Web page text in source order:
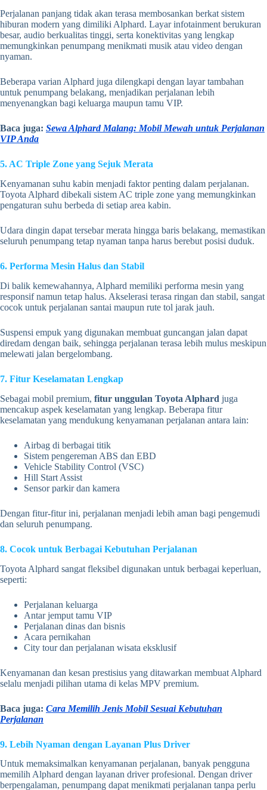
Perjalanan panjang tidak akan terasa membosankan berkat sistem
hiburan modern yang dimiliki Alphard. Layar infotainment berukuran
besar, audio berkualitas tinggi, serta konektivitas yang lengkap
memungkinkan penumpang menikmati musik atau video dengan
nyaman.
Beberapa varian Alphard juga dilengkapi dengan layar tambahan
untuk penumpang belakang, menjadikan perjalanan lebih
menyenangkan bagi keluarga maupun tamu VIP.
Baca juga: Sewa Alphard Malang: Mobil Mewah untuk Perjalanan
VIP Anda
5. AC Triple Zone yang Sejuk Merata
Kenyamanan suhu kabin menjadi faktor penting dalam perjalanan.
Toyota Alphard dibekali sistem AC triple zone yang memungkinkan
pengaturan suhu berbeda di setiap area kabin.
Udara dingin dapat tersebar merata hingga baris belakang, memastikan
seluruh penumpang tetap nyaman tanpa harus berebut posisi duduk.
6. Performa Mesin Halus dan Stabil
Di balik kemewahannya, Alphard memiliki performa mesin yang
responsif namun tetap halus. Akselerasi terasa ringan dan stabil, sangat
cocok untuk perjalanan santai maupun rute tol jarak jauh.
Suspensi empuk yang digunakan membuat guncangan jalan dapat
diredam dengan baik, sehingga perjalanan terasa lebih mulus meskipun
melewati jalan bergelombang.
7. Fitur Keselamatan Lengkap
Sebagai mobil premium, fitur unggulan Toyota Alphard juga
mencakup aspek keselamatan yang lengkap. Beberapa fitur
keselamatan yang mendukung kenyamanan perjalanan antara lain:
Airbag di berbagai titik
Sistem pengereman ABS dan EBD
Vehicle Stability Control (VSC)
Hill Start Assist
Sensor parkir dan kamera
Dengan fitur-fitur ini, perjalanan menjadi lebih aman bagi pengemudi
dan seluruh penumpang.
8. Cocok untuk Berbagai Kebutuhan Perjalanan
Toyota Alphard sangat fleksibel digunakan untuk berbagai keperluan,
seperti:
Perjalanan keluarga
Antar jemput tamu VIP
Perjalanan dinas dan bisnis
Acara pernikahan
City tour dan perjalanan wisata eksklusif
Kenyamanan dan kesan prestisius yang ditawarkan membuat Alphard
selalu menjadi pilihan utama di kelas MPV premium.
Baca juga: Cara Memilih Jenis Mobil Sesuai Kebutuhan
Perjalanan
9. Lebih Nyaman dengan Layanan Plus Driver
Untuk memaksimalkan kenyamanan perjalanan, banyak pengguna
memilih Alphard dengan layanan driver profesional. Dengan driver
berpengalaman, penumpang dapat menikmati perjalanan tanpa perlu